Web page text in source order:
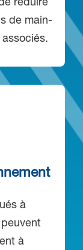
réduire
de main-
à
à